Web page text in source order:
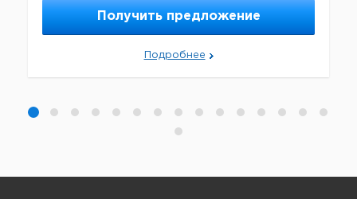
Получить предложение
Подробнее